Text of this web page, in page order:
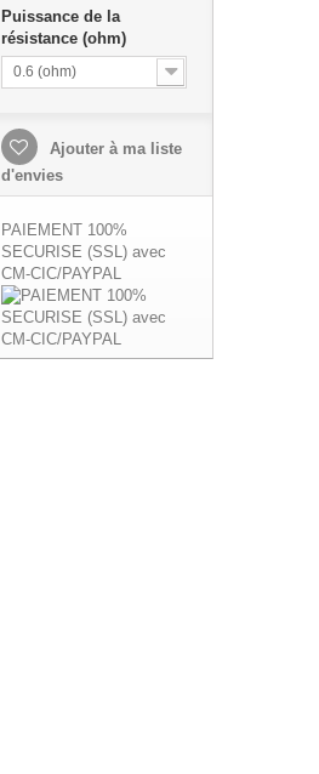
Puissance de la
résistance (ohm)
0.6 (ohm)
Ajouter à ma liste
d'envies
PAIEMENT 100%
SECURISE (SSL) avec
CM-CIC/PAYPAL